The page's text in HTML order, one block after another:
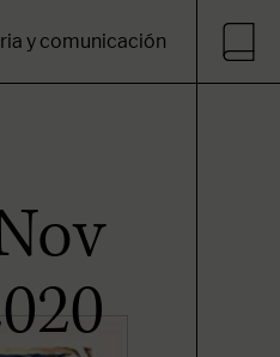
y comunicación